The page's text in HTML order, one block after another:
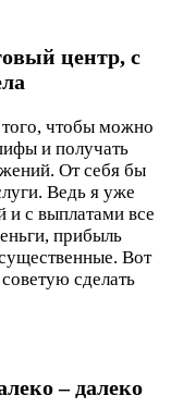
центр, с
того, чтобы можно
и получать
От себя бы
Ведь я уже
и с выплатами все
прибыль
Вот
сделать
– далеко